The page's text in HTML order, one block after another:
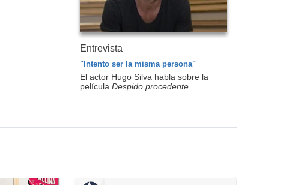
Entrevista
"Intento ser la misma persona"
El actor Hugo Silva habla sobre la
película Despido procedente